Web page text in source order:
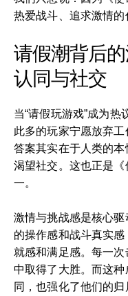
热爱战斗、追求激情的
请假潮背后的
认同与社交
当“请假玩游戏”成为
此多的玩家宁愿放弃
答案其实在于人类的
渴望社交。这也正是
一。
激情与挑战感是核心
的操作感和战斗真实
就感和满足感。每一
中取得了大胜。而这
同，也强化了他们的